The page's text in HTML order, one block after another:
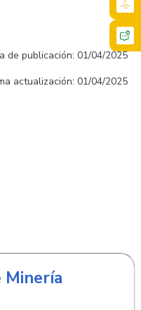
de publicación: 01/04/2025
actualización: 01/04/2025
Minería